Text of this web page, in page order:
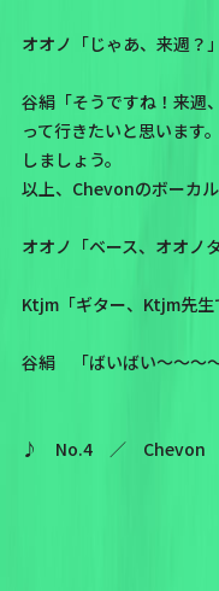
オオノ「じゃあ、来週？」
谷絹「そうですね！来週
って行きたいと思います
しましょう。
以上、Chevonのボーカル
オオノ「ベース、オオノ
Ktjm「ギター、Ktjm先生
谷絹 「ばいばい～～～～
♪ No.4 ／ Chevon